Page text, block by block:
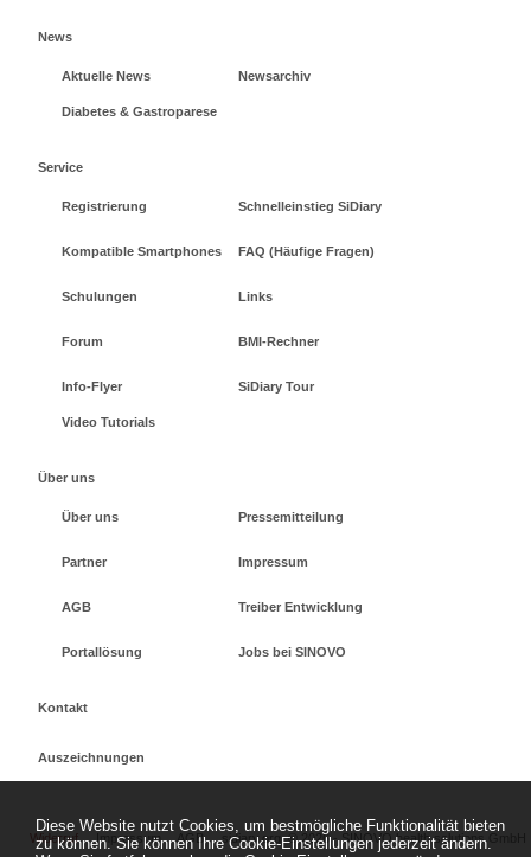
News
Aktuelle News Newsarchiv
Diabetes & Gastroparese
Service
Registrierung Schnelleinstieg SiDiary
Kompatible Smartphones FAQ (Häufige Fragen)
Schulungen Links
Forum BMI-Rechner
Info-Flyer SiDiary Tour
Video Tutorials
Über uns
Über uns Pressemitteilung
Partner Impressum
AGB Treiber Entwicklung
Portallösung Jobs bei SINOVO
Kontakt
Auszeichnungen
Widerruf Impressum AGB sidiary.org ©2026 - SINOVO health solutions GmbH
Diese Website nutzt Cookies, um bestmögliche Funktionalität bieten
zu können. Sie können Ihre Cookie-Einstellungen jederzeit ändern.